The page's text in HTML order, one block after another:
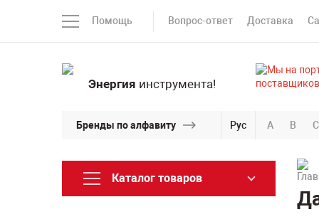
Помощь Вопрос-ответ Доставка
Энергия инструмента!
Бренды по алфавиту Рус A B C
Каталог товаров